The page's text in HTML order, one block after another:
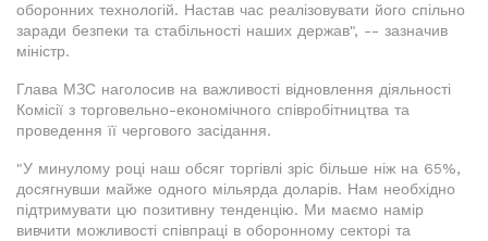
оборонних технологій. Настав час реалізовувати його спільно
заради безпеки та стабільності наших держав", -- зазначив
міністр.
Глава МЗС наголосив на важливості відновлення діяльності
Комісії з торговельно-економічного співробітництва та
проведення її чергового засідання.
"У минулому році наш обсяг торгівлі зріс більше ніж на 65%,
досягнувши майже одного мільярда доларів. Нам необхідно
підтримувати цю позитивну тенденцію. Ми маємо намір
вивчити можливості співпраці в оборонному секторі та